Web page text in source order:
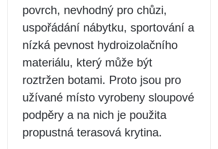
povrch, nevhodný pro chůzi,
uspořádání nábytku, sportování a
nízká pevnost hydroizolačního
materiálu, který může být
roztržen botami. Proto jsou pro
užívané místo vyrobeny sloupové
podpěry a na nich je použita
propustná terasová krytina.